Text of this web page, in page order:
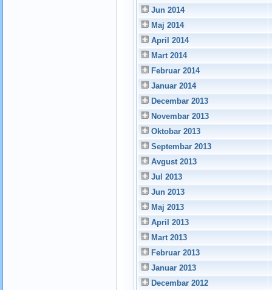
Jun 2014
Maj 2014
April 2014
Mart 2014
Februar 2014
Januar 2014
Decembar 2013
Novembar 2013
Oktobar 2013
Septembar 2013
Avgust 2013
Jul 2013
Jun 2013
Maj 2013
April 2013
Mart 2013
Februar 2013
Januar 2013
Decembar 2012